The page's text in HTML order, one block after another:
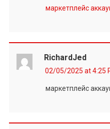
маркетплейс
RichardJed
02/05/2025 at 4:25
маркетплейс